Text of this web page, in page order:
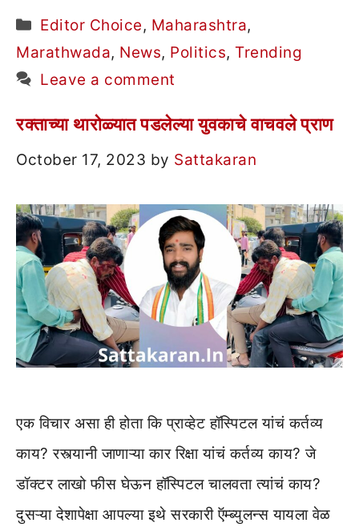
Categories
Editor Choice, Maharashtra,
Marathwada, News, Politics, Trending
Leave a comment
रक्ताच्या थारोळ्यात पडलेल्या युवकाचे वाचवले प्राण
October 17, 2023 by Sattakaran
एक विचार असा ही होता कि प्राव्हेट हॉस्पिटल यांचं कर्तव्य
काय? रस्त्यानी जाणाऱ्या कार रिक्षा यांचं कर्तव्य काय? जे
डॉक्टर लाखो फीस घेऊन हॉस्पिटल चालवता त्यांचं काय?
दुसऱ्या देशापेक्षा आपल्या इथे सरकारी ऍम्ब्युलन्स यायला वेळ